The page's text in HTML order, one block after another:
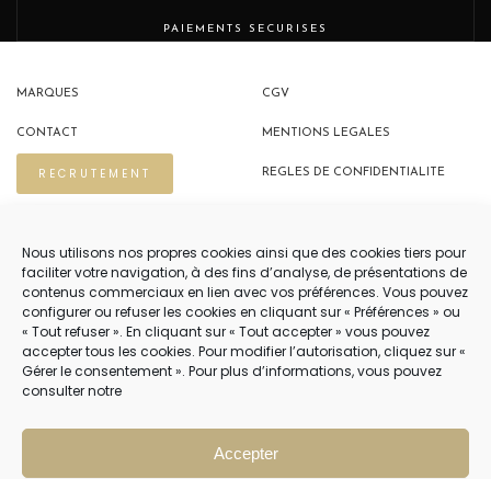
Nous utilisons nos propres cookies ainsi que des cookies tiers pour
faciliter votre navigation, à des fins d’analyse, de présentations de
contenus commerciaux en lien avec vos préférences. Vous pouvez
configurer ou refuser les cookies en cliquant sur « Préférences » ou
« Tout refuser ». En cliquant sur « Tout accepter » vous pouvez
accepter tous les cookies. Pour modifier l’autorisation, cliquez sur «
Gérer le consentement ». Pour plus d’informations, vous pouvez
consulter notre
Accepter
PAIEMENTS SECURISES
MARQUES
CONTACT
RECRUTEMENT
CGV
MENTIONS LEGALES
REGLES DE CONFIDENTIALITE
NOUS CONTACTER
04 22 54 75 02
NOTRE SERVICE CLIENT EST OUVERT DU LUNDI AU VENDREDI DE 9H À 12H